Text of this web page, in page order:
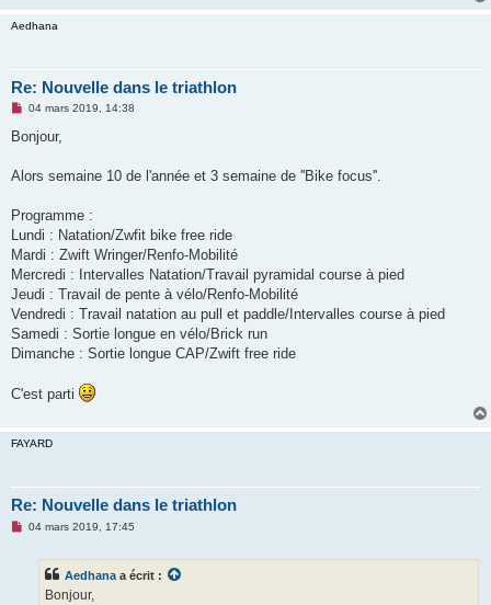
Aedhana
Re: Nouvelle dans le triathlon
M
s
g
o
l
u
04 mars 2019, 14:38
Bonjour,
Alors semaine 10 de l'année et 3 semaine de ''Bike focus''.
Programme :
Lundi : Natation/Zwfit bike free ride
Mardi : Zwift Wringer/Renfo-Mobilité
Mercredi : Intervalles Natation/Travail pyramidal course à pied
Jeudi : Travail de pente à vélo/Renfo-Mobilité
Vendredi : Travail natation au pull et paddle/Intervalles course à pied
Samedi : Sortie longue en vélo/Brick run
Dimanche : Sortie longue CAP/Zwift free ride
C'est parti
FAYARD
Re: Nouvelle dans le triathlon
M04 mars 2019, 17:45
Aedhana a écrit :
Bonjour,